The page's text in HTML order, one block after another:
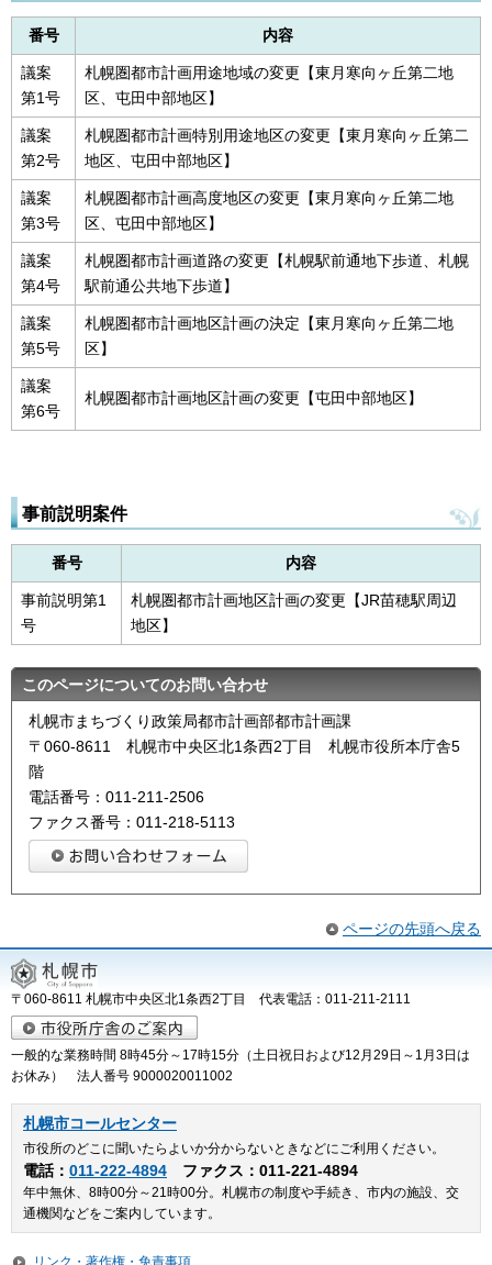
番号 内容
議案
第1号
札幌圏都市計画用途地域の変更【東月寒向ヶ丘第二地
区、屯田中部地区】
議案
第2号
札幌圏都市計画特別用途地区の変更【東月寒向ヶ丘第二
地区、屯田中部地区】
議案
第3号
札幌圏都市計画高度地区の変更【東月寒向ヶ丘第二地
区、屯田中部地区】
議案
第4号
札幌圏都市計画道路の変更【札幌駅前通地下歩道、札幌
駅前通公共地下歩道】
議案
第5号
札幌圏都市計画地区計画の決定【東月寒向ヶ丘第二地
区】
議案
第6号
札幌圏都市計画地区計画の変更【屯田中部地区】
事前説明案件
番号 内容
事前説明第1
号
札幌圏都市計画地区計画の変更【JR苗穂駅周辺
地区】
このページについてのお問い合わせ
札幌市まちづくり政策局都市計画部都市計画課
〒060-8611 札幌市中央区北1条西2丁目 札幌市役所本庁舎5
階
電話番号：011-211-2506
ファクス番号：011-218-5113
ページの先頭へ戻る
〒060-8611 札幌市中央区北1条西2丁目 代表電話：011-211-2111
一般的な業務時間 8時45分～17時15分（土日祝日および12月29日～1月3日は
お休み） 法人番号 9000020011002
札幌市コールセンター
市役所のどこに聞いたらよいか分からないときなどにご利用ください。
電話： 011-222-4894 ファクス：011-221-4894
年中無休、8時00分～21時00分。札幌市の制度や手続き、市内の施設、交
通機関などをご案内しています。
リンク・著作権・免責事項